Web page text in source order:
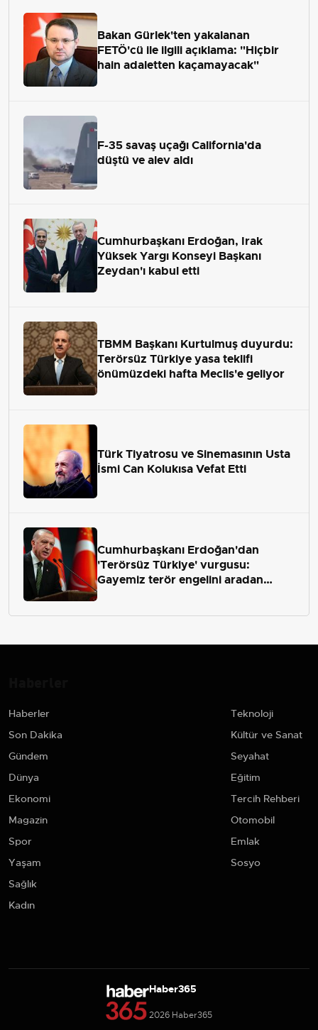
Bakan Gürlek'ten yakalanan
FETÖ'cü ile ilgili açıklama: "Hiçbir
hain adaletten kaçamayacak"
F-35 savaş uçağı California'da
düştü ve alev aldı
Cumhurbaşkanı Erdoğan, Irak
Yüksek Yargı Konseyi Başkanı
Zeydan'ı kabul etti
TBMM Başkanı Kurtulmuş duyurdu:
Terörsüz Türkiye yasa teklifi
önümüzdeki hafta Meclis'e geliyor
Türk Tiyatrosu ve Sinemasının Usta
İsmi Can Kolukısa Vefat Etti
Cumhurbaşkanı Erdoğan'dan
'Terörsüz Türkiye' vurgusu:
Gayemiz terör engelini aradan
Haberler
Son Dakika
Gündem
Dünya
Ekonomi
Magazin
Spor
Yaşam
Sağlık
Kadın
Teknoloji
Kültür ve Sanat
Seyahat
Eğitim
Tercih Rehberi
Otomobil
Emlak
Sosyo
Haber365
2026 Haber365